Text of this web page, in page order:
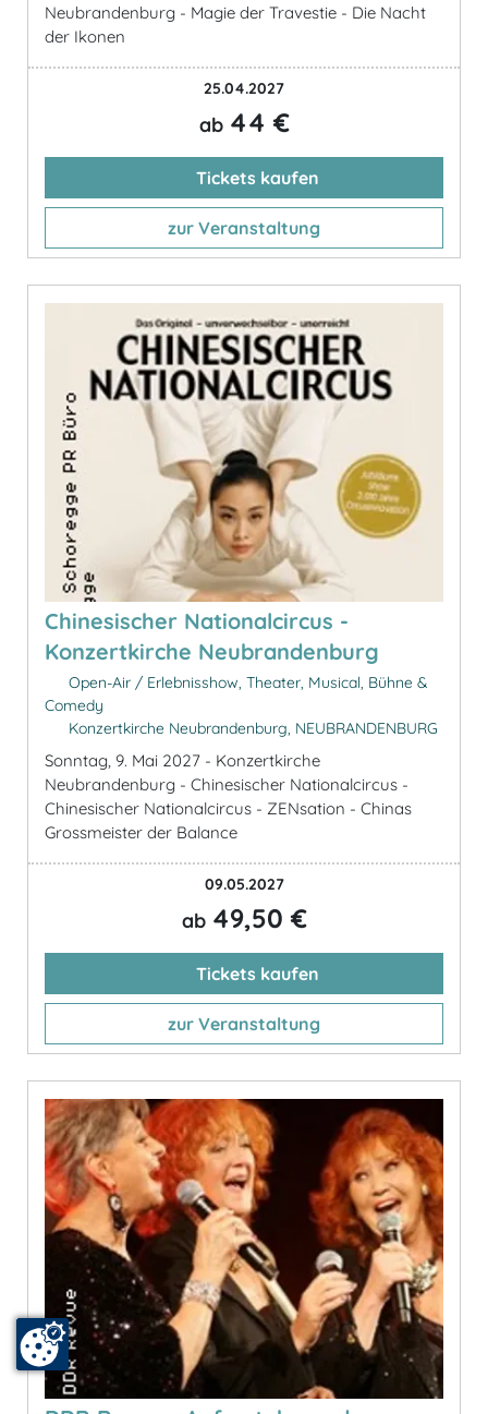
Neubrandenburg - Magie der Travestie - Die Nacht
der Ikonen
25.04.2027
ab 44 €
Tickets kaufen
zur Veranstaltung
Chinesischer Nationalcircus -
Konzertkirche Neubrandenburg
Open-Air / Erlebnisshow, Theater, Musical, Bühne &
Comedy
Konzertkirche Neubrandenburg, NEUBRANDENBURG
Sonntag, 9. Mai 2027 - Konzertkirche
Neubrandenburg - Chinesischer Nationalcircus -
Chinesischer Nationalcircus - ZENsation - Chinas
Grossmeister der Balance
09.05.2027
ab 49,50 €
Tickets kaufen
zur Veranstaltung